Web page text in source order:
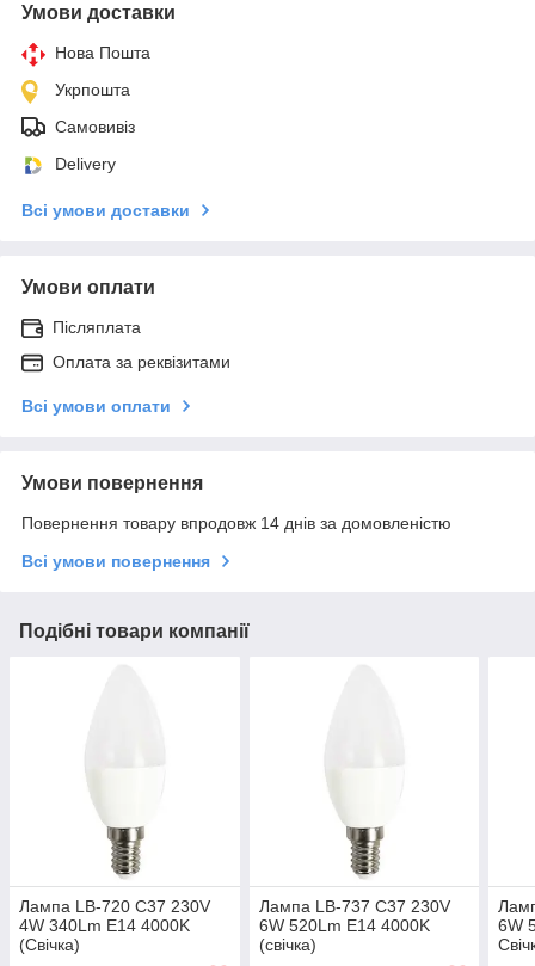
Умови доставки
Нова Пошта
Укрпошта
Самовивіз
Delivery
Всі умови доставки
Умови оплати
Післяплата
Оплата за реквізитами
Всі умови оплати
Умови повернення
Повернення товару впродовж 14 днів за домовленістю
Всі умови повернення
Подібні товари компанії
Лампа LB-720 C37 230V
4W 340Lm E14 4000K
(Свічка)
Лампа LB-737 C37 230V
6W 520Lm E14 4000K
(свічка)
6W